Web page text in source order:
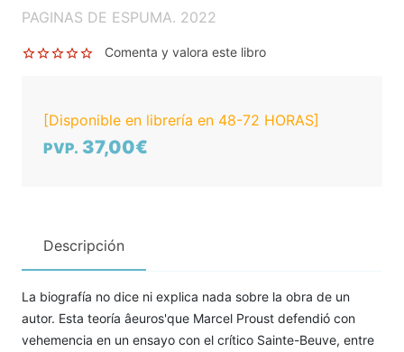
PAGINAS DE ESPUMA. 2022
Comenta y valora este libro
[Disponible en librería en 48-72 HORAS]
PVP. 37,00€
Descripción
La biografía no dice ni explica nada sobre la obra de un
autor. Esta teoría âeuros'que Marcel Proust defendió con
vehemencia en un ensayo con el crítico Sainte-Beuve, entre